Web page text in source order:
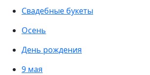
Свадебные букеты
Осень
День рождения
9 мая